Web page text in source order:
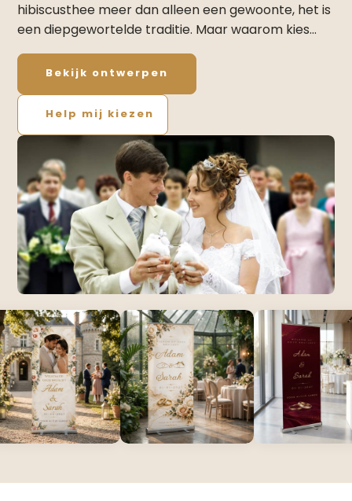
hibiscusthee meer dan alleen een gewoonte, het is
een diepgewortelde traditie. Maar waarom kies…
Bekijk ontwerpen
Help mij kiezen